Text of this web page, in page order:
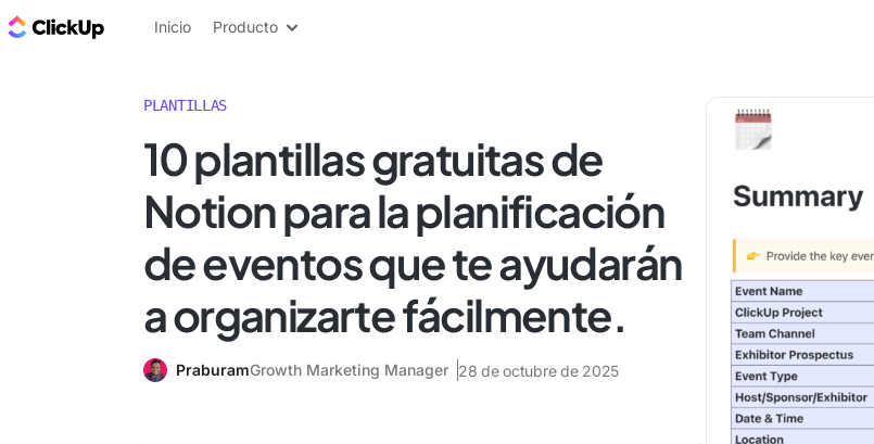
ClickUp Blog
Inicio Producto
PLANTILLAS
10 plantillas gratuitas de
Notion para la planificación
de eventos que te ayudarán
a organizarte fácilmente.
PraburamGrowth Marketing Manager 28 de octubre de 2025